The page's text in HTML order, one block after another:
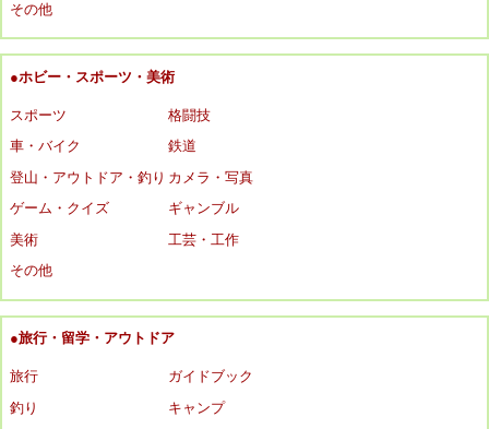
その他
●ホビー・スポーツ・美術
スポーツ
格闘技
車・バイク
鉄道
登山・アウトドア・釣り カメラ・写真
ゲーム・クイズ
ギャンブル
美術
工芸・工作
その他
●旅行・留学・アウトドア
旅行
ガイドブック
釣り
キャンプ